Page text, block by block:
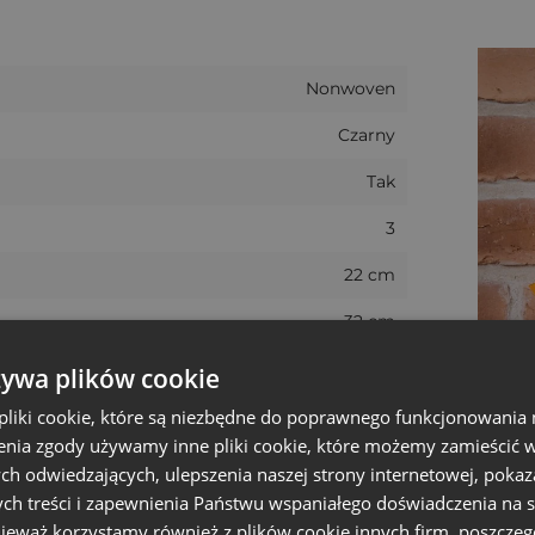
włókniny nonwoven - materiału lekkiego,
jest szybkie, wygodne i bezpieczne, co znacząco
Woreczki z nadrukiem na
wytrzymałe
, by pomieścić wszystkie zebrane
można łatwo przechować do następnego
personalizacja
worków - od nadruku logo, przez indywidualne grafiki,
sposób na budowanie rozpoznawalności marki i
Nonwoven
Czarny
Tak
3
22 cm
32 cm
+/- 5%
Krótki
plików cookie
cookie, które są niezbędne do poprawnego funkcjonowania
zgody używamy inne pliki cookie, które możemy zamieścić
odwiedzających, ulepszenia naszej strony internetowej,
treści i zapewnienia Państwu wspaniałego doświadczenia na